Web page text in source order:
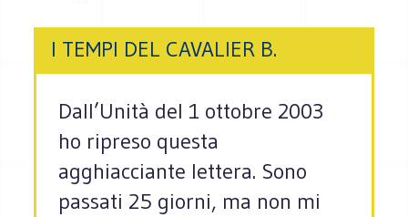
I TEMPI DEL CAVALIER B.
Dall’Unità del 1 ottobre 2003
ho ripreso questa
agghiacciante lettera. Sono
passati 25 giorni, ma non mi